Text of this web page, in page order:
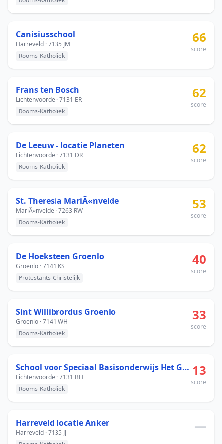
Canisiusschool
Harreveld · 7135 JM
Rooms-Katholiek
66
score
Frans ten Bosch
Lichtenvoorde · 7131 ER
Rooms-Katholiek
62
score
De Leeuw - locatie Planeten
Lichtenvoorde · 7131 DR
Rooms-Katholiek
62
score
St. Theresia MariÃ«nvelde
MariÃ«nvelde · 7263 RW
Rooms-Katholiek
53
score
De Hoeksteen Groenlo
Groenlo · 7141 KS
Protestants-Christelijk
40
score
Sint Willibrordus Groenlo
Groenlo · 7141 WH
Rooms-Katholiek
33
score
School voor Speciaal Basisonderwijs Het Gele park
Lichtenvoorde · 7131 BH
Rooms-Katholiek
13
score
Harreveld locatie Anker
Harreveld · 7135 JJ
—